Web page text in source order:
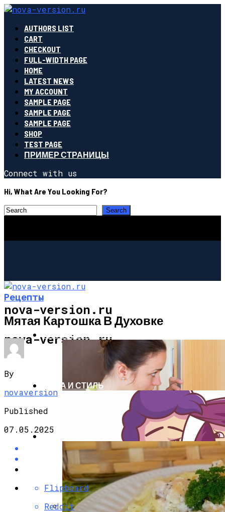
AUTHORS LIST
CART
CHECKOUT
FULL-WIDTH PAGE
HOME
LATEST NEWS
MY ACCOUNT
SAMPLE PAGE
SAMPLE PAGE
SAMPLE PAGE
SHOP
TEST PAGE
ПРИМЕР СТРАНИЦЫ
Connect with us
Hi, What Are You Looking For?
nova-version.ru
nova-version.ru
ИНТЕРЕСНОЕ И ПОЗНАВАТЕЛЬНОЕ
МОДА И СТИЛЬ
РЕЦЕПТЫ
Рецепты
Мятая Картошка В Духовке
By
novaversion
Published
07.05.2025
Flipboard
Reddit